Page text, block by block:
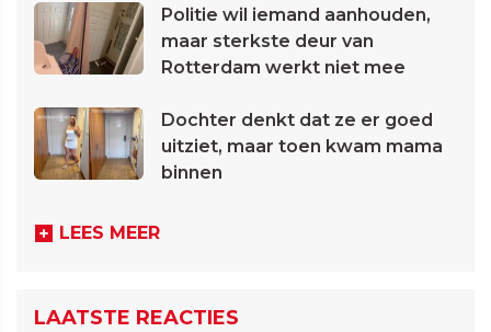
Politie wil iemand aanhouden,
maar sterkste deur van
Rotterdam werkt niet mee
Dochter denkt dat ze er goed
uitziet, maar toen kwam mama
binnen
LEES MEER
LAATSTE REACTIES